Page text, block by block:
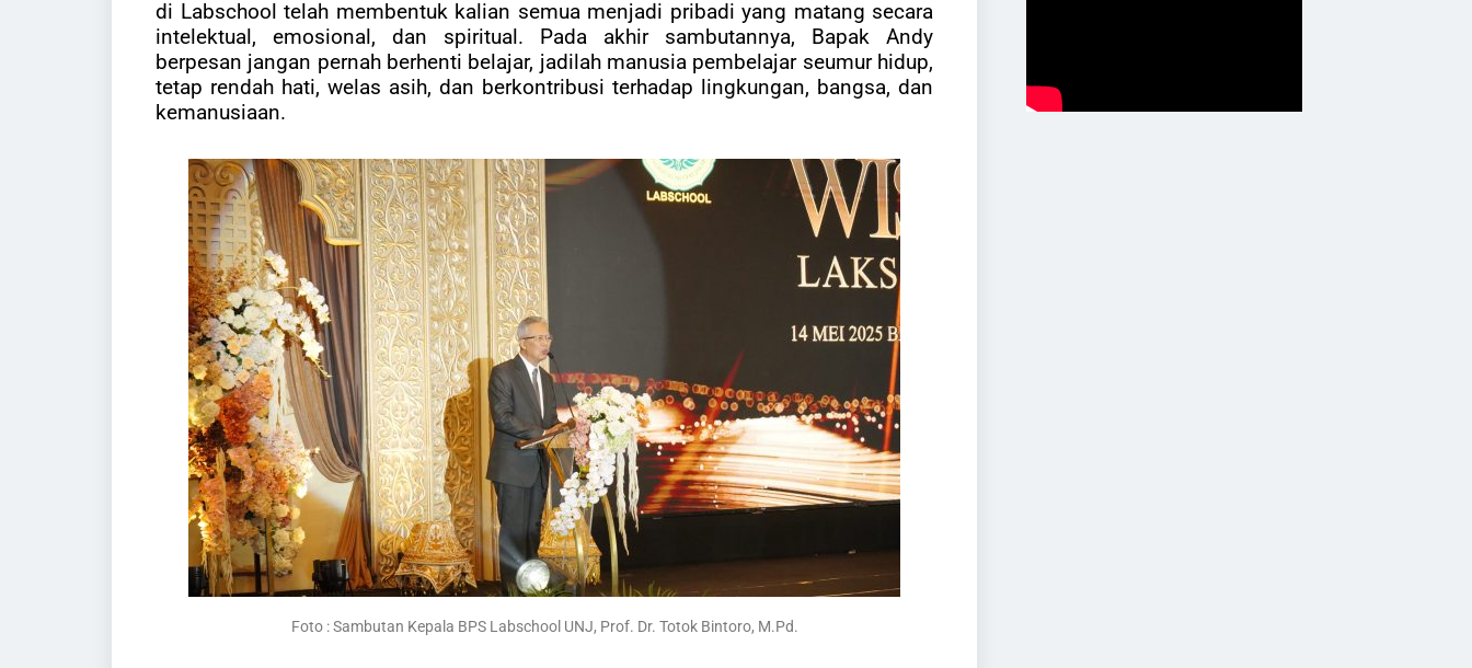
di Labschool telah membentuk kalian semua menjadi pribadi yang matang secara
intelektual, emosional, dan spiritual. Pada akhir sambutannya, Bapak Andy
berpesan jangan pernah berhenti belajar, jadilah manusia pembelajar seumur hidup,
tetap rendah hati, welas asih, dan berkontribusi terhadap lingkungan, bangsa, dan
kemanusiaan.
Foto : Sambutan Kepala BPS Labschool UNJ, Prof. Dr. Totok Bintoro, M.Pd.